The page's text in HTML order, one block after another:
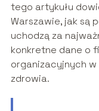
tego artykułu
Warszawie, jak są
uchodzą za
konkretne dane o
organizacyjnych
zdrowia.